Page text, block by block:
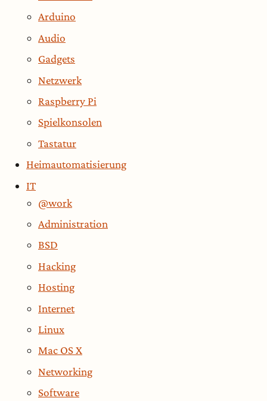
Arduino
Audio
Gadgets
Netzwerk
Raspberry Pi
Spielkonsolen
Tastatur
Heimautomatisierung
IT
@work
Administration
BSD
Hacking
Hosting
Internet
Linux
Mac OS X
Networking
Software